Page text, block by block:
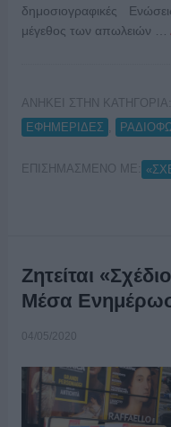
δημοσιογραφικές
μέγεθος των απωλειών …
ΑΝΗΚΕΙ ΣΤΗΝ ΚΑΤΗΓΟΡΙΑ:
ΕΦΗΜΕΡΙΔΕΣ
ΕΠΙΣΗΜΑΣΜΕΝΟ ΜΕ:
Ζητείται
Μέσα
04/05/2020